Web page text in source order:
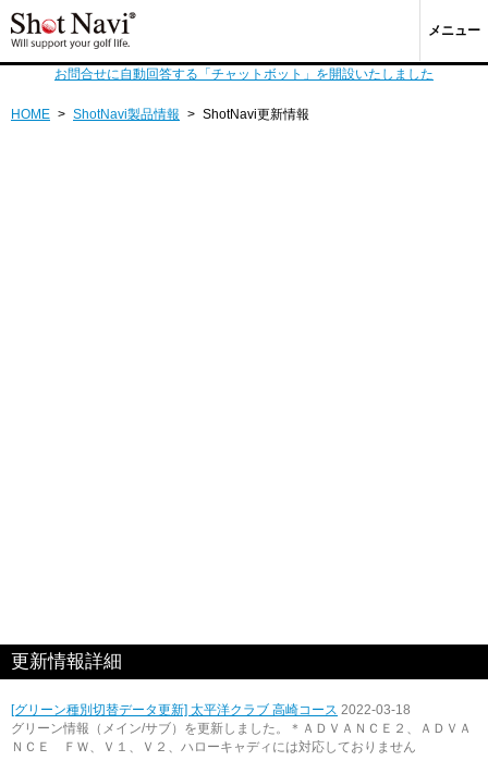
メニュー
お問合せに自動回答する「チャットボット」を開設いたしました
HOME > ShotNavi製品情報 > ShotNavi更新情報
更新情報詳細
[グリーン種別切替データ更新] 太平洋クラブ 高崎コース 2022-03-18
グリーン情報（メイン/サブ）を更新しました。＊ＡＤＶＡＮＣＥ２、ＡＤＶＡ
ＮＣＥ ＦＷ、Ｖ１、Ｖ２、ハローキャディには対応しておりません